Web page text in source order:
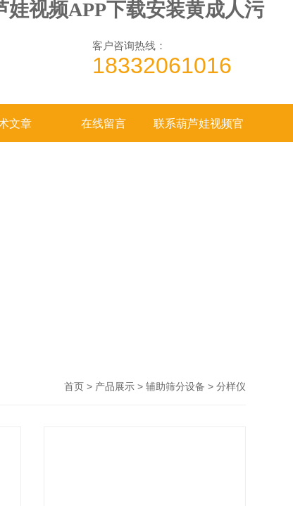
视频APP下载安装黄成人污
客户咨询热线：
18332061016
文章 在线留言 联系葫芦娃视频官
首页> 产品展示> 辅助筛分设备 > 分样仪